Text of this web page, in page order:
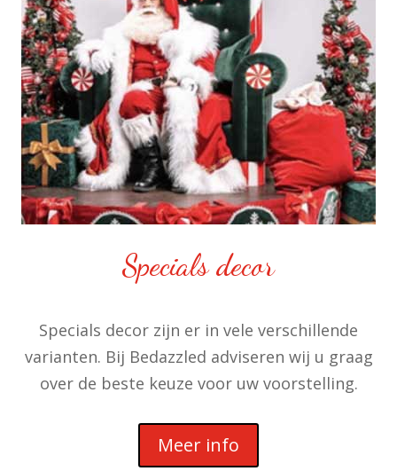
Specials decor
Specials decor zijn er in vele verschillende
varianten. Bij Bedazzled adviseren wij u graag
over de beste keuze voor uw voorstelling.
Meer info